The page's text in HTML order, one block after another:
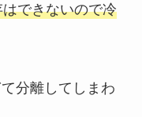
できないので冷
分離してしまわ